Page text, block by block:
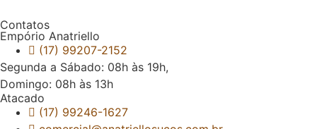
Contatos
Empório Anatriello
(17) 99207-2152
Segunda a Sábado: 08h às 19h,
Domingo: 08h às 13h
Atacado
(17) 99246-1627